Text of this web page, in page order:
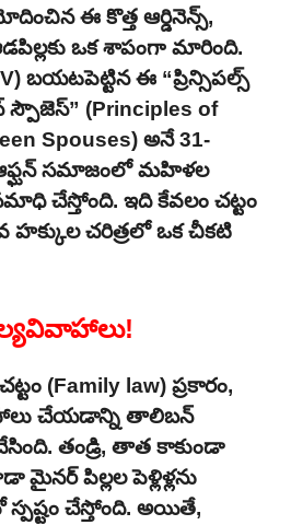
ఈ కొత్త ఆర్డినెన్స్,
ఒక శాపంగా మారింది.
బయటపెట్టిన ఈ “ప్రిన్సిపల్స్
(Principles of
Spouses) అనే 31-
సమాజంలో మహిళల
చేస్తోంది. ఇది కేవలం చట్టం
హక్కుల చరిత్రలో ఒక చీకటి
(Family law) ప్రకారం,
చేయడాన్ని తాలిబన్
చేసింది. తండ్రి, తాత కాకుండా
మైనర్ పిల్లల పెళ్లిళ్లను
చేస్తోంది. అయితే,